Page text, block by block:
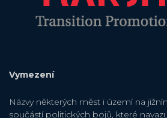
Vymezení
Názvy některých měst i území na
součástí politických bojů, které